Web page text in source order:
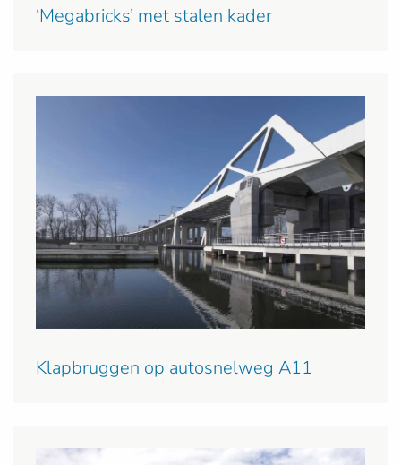
‘Megabricks’ met stalen kader
Klapbruggen op autosnelweg A11